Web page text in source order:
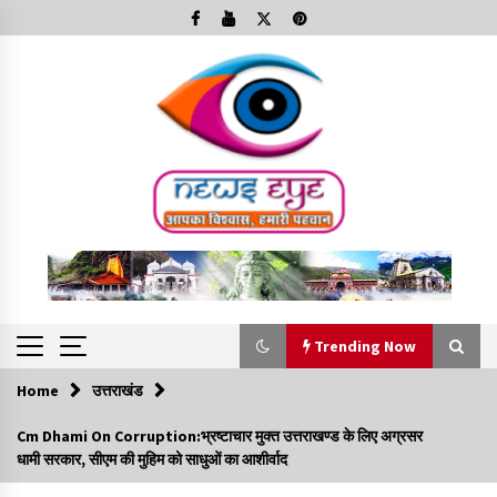
to
Trending Now
Trending Now
Minorities Rights Day : विश्व अल्पसंख्यक अधिकार दिवस
कार्यक्रम में शामिल हुए सीएम,आधुनिक मदरसों का नाम अब्दुल कलाम के नाम
Home उत्तराखंड
Cm Dhami On Corruption:भ्रष्टाचार मुक्त उत्तराखण्ड के लिए अग्रसर
धामी सरकार, सीएम की मुहिम को साधुओं का आशीर्वाद